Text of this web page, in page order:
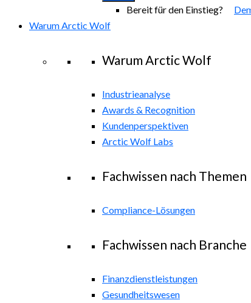
Bereit für den Einstieg?
Warum Arctic Wolf
Warum Arctic Wolf
Industrieanalyse
Awards & Recognition
Kundenperspektiven
Arctic Wolf Labs
Fachwissen nach Themen
Compliance-Lösungen
Fachwissen nach Branche
Finanzdienstleistungen
Gesundheitswesen